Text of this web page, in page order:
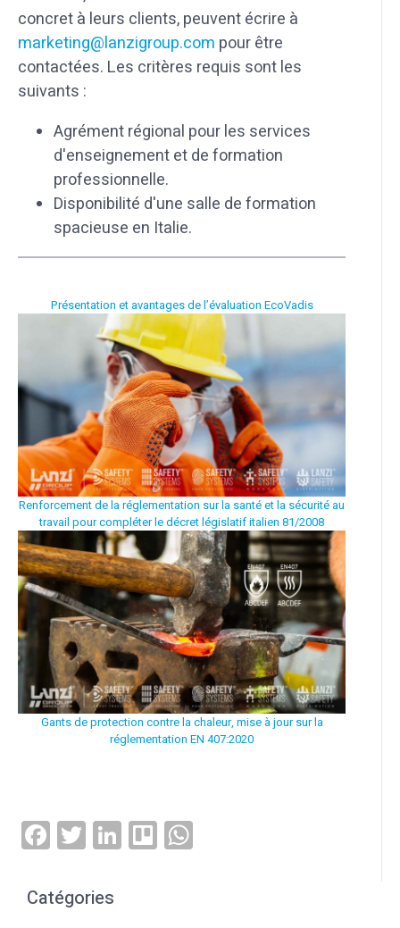
concret à leurs clients, peuvent écrire à
marketing@lanzigroup.com pour être
contactées. Les critères requis sont les
suivants :
Agrément régional pour les services
d'enseignement et de formation
professionnelle.
Disponibilité d'une salle de formation
spacieuse en Italie.
Présentation et avantages de l’évaluation EcoVadis
Renforcement de la réglementation sur la santé et la sécurité au
travail pour compléter le décret législatif italien 81/2008
Gants de protection contre la chaleur, mise à jour sur la
réglementation EN 407:2020
Facebook
Twitter
LinkedIn
Trello
Catégories